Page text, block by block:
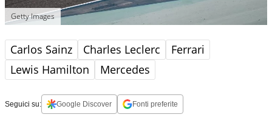
Getty Images
Carlos Sainz Charles Leclerc
Ferrari
Lewis Hamilton
Mercedes
Seguici su: Google Discover Fonti preferite